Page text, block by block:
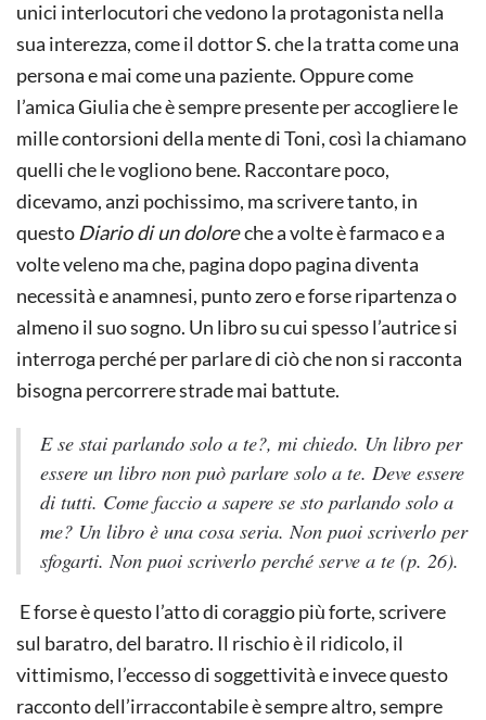
unici interlocutori che vedono la protagonista nella
sua interezza, come il dottor S. che la tratta come una
persona e mai come una paziente. Oppure come
l’amica Giulia che è sempre presente per accogliere le
mille contorsioni della mente di Toni, così la chiamano
quelli che le vogliono bene. Raccontare poco,
dicevamo, anzi pochissimo, ma scrivere tanto, in
questo Diario di un doloreche a volte è farmaco e a
volte veleno ma che, pagina dopo pagina diventa
necessità e anamnesi, punto zero e forse ripartenza o
almeno il suo sogno. Un libro su cui spesso l’autrice si
interroga perché per parlare di ciò che non si racconta
bisogna percorrere strade mai battute.
E se stai parlando solo a te?, mi chiedo. Un libro per
essere un libro non può parlare solo a te. Deve essere
di tutti. Come faccio a sapere se sto parlando solo a
me? Un libro è una cosa seria. Non puoi scriverlo per
sfogarti. Non puoi scriverlo perché serve a te (p. 26).
E forse è questo l’atto di coraggio più forte, scrivere
sul baratro, del baratro. Il rischio è il ridicolo, il
vittimismo, l’eccesso di soggettività e invece questo
racconto dell’irraccontabile è sempre altro, sempre